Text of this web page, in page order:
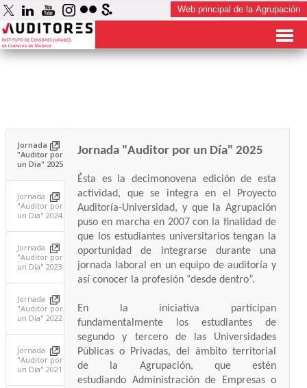
Jornada
"Auditor por
un Día" 2025
Jornada
"Auditor por
un Día" 2024
Jornada
"Auditor por
un Día" 2023
Jornada
"Auditor por
un Día" 2022
Jornada
"Auditor por
un Día" 2021
Jornada "Auditor por un Día" 2025
Ésta es la decimonovena edición de esta
actividad, que se integra en el Proyecto
Auditoría-Universidad, y que la Agrupación
puso en marcha en 2007 con la finalidad de
que los estudiantes universitarios tengan la
oportunidad de integrarse durante una
jornada laboral en un equipo de auditoría y
así conocer la profesión “desde dentro”.
En la iniciativa participan
fundamentalmente los estudiantes de
segundo y tercero de las Universidades
Públicas o Privadas, del ámbito territorial
de la Agrupación, que estén
estudiando Administración de Empresas o